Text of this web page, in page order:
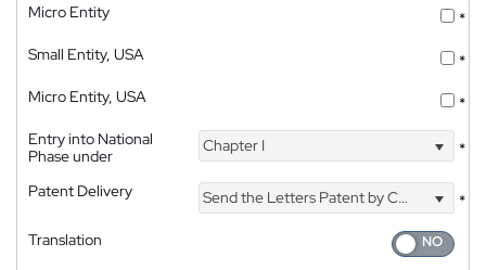
Micro Entity
*
Small Entity, USA
*
Micro Entity, USA
*
Entry into National
Phase under
Chapter I *
Patent Delivery Send the Letters Patent by Courier
*
Translation